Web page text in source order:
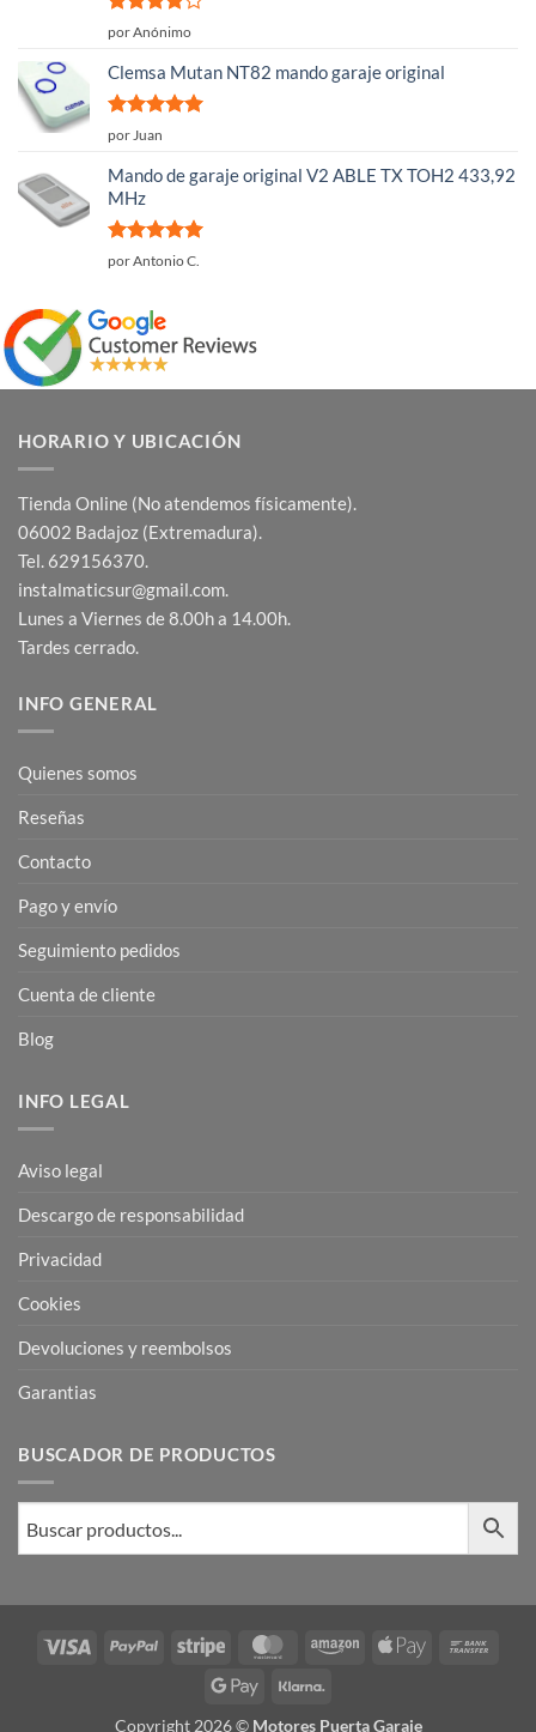
Valorado
5
por Anónimo
Clemsa Mutan NT82 mando garaje original
Valorado
por Juan
Mando de garaje original V2 ABLE TX TOH2 433,92
MHz
Valorado
por Antonio C.
HORARIO Y UBICACIÓN
Tienda Online (No atendemos físicamente).
06002 Badajoz (Extremadura).
Tel. 629156370.
instalmaticsur@gmail.com.
Lunes a Viernes de 8.00h a 14.00h.
Tardes cerrado.
INFO GENERAL
Quienes somos
Reseñas
Contacto
Pago y envío
Seguimiento pedidos
Cuenta de cliente
Blog
INFO LEGAL
Aviso legal
Descargo de responsabilidad
Privacidad
Cookies
Devoluciones y reembolsos
Garantias
BUSCADOR DE PRODUCTOS
Visa PayPal Stripe MasterCardAmazonApple
Google
Copyright 2026 © Motores Puerta Garaje